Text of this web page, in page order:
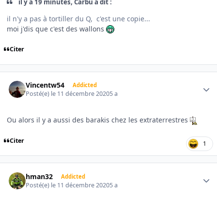
il y a 19 minutes, Carbu a dit :
il n'y a pas à tortiller du Q, c'est une copie...
moi j'dis que c'est des wallons
Citer
Vincentw54 Addicted
Posté(e) le 11 décembre 20205 a
Ou alors il y a aussi des barakis chez les extraterrestres
Citer 1
hman32 Addicted
Posté(e) le 11 décembre 20205 a